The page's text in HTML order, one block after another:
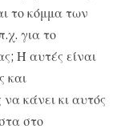
το κόμμα των
για το
Ή αυτές είναι
και
κάνει κι αυτός
στο